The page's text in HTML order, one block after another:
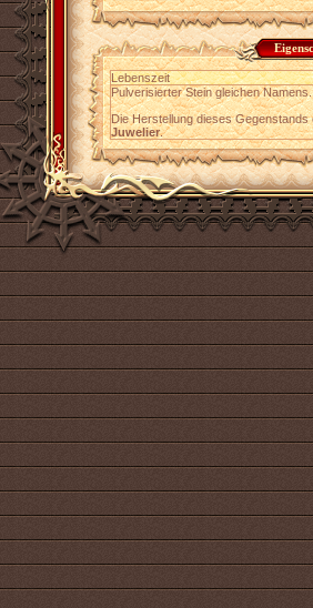
Lebenszeit
Pulverisierter Stein gleichen Namens.
Die Herstellung dieses
Juwelier.